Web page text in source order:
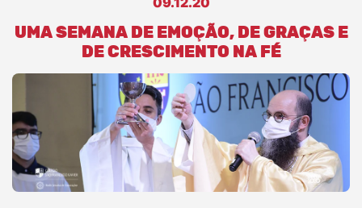
UMA SEMANA DE EMOÇÃO, DE GRAÇAS E
DE CRESCIMENTO NA FÉ